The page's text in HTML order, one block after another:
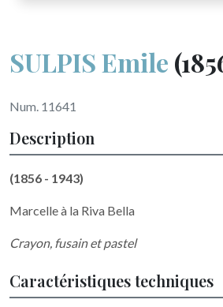
SULPIS Emile
Num. 11641
Description
(1856 - 1943)
Marcelle à la Riva Bella
Crayon, fusain et pastel
Caractéristiques techniques